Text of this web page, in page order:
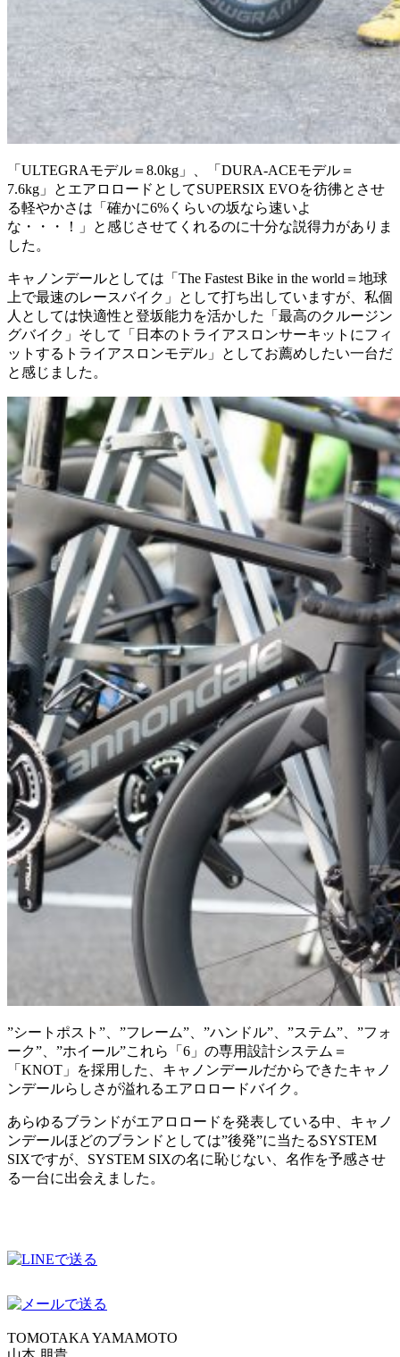
「ULTEGRAモデル＝8.0kg」、「DURA-ACEモデル＝
7.6kg」とエアロロードとしてSUPERSIX EVOを彷彿とさせ
る軽やかさは「確かに6%くらいの坂なら速いよ
な・・・！」と感じさせてくれるのに十分な説得力がありま
した。
キャノンデールとしては「The Fastest Bike in the world＝地球
上で最速のレースバイク」として打ち出していますが、私個
人としては快適性と登坂能力を活かした「最高のクルージン
グバイク」そして「日本のトライアスロンサーキットにフィ
ットするトライアスロンモデル」としてお薦めしたい一台だ
と感じました。
”シートポスト”、”フレーム”、”ハンドル”、”ステム”、”フォ
ーク”、”ホイール”これら「6」の専用設計システム＝
「KNOT」を採用した、キャノンデールだからできたキャノ
ンデールらしさが溢れるエアロロードバイク。
あらゆるブランドがエアロロードを発表している中、キャノ
ンデールほどのブランドとしては”後発”に当たるSYSTEM
SIXですが、SYSTEM SIXの名に恥じない、名作を予感させ
る一台に出会えました。
TOMOTAKA YAMAMOTO